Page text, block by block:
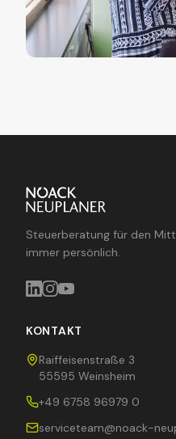
Steuerberatung für den
immer persönlich.
KONTAKT
Raiffeisenstraße 3
55595 Weinsheim
+49 6758 96979 0
serviceteam@noack-